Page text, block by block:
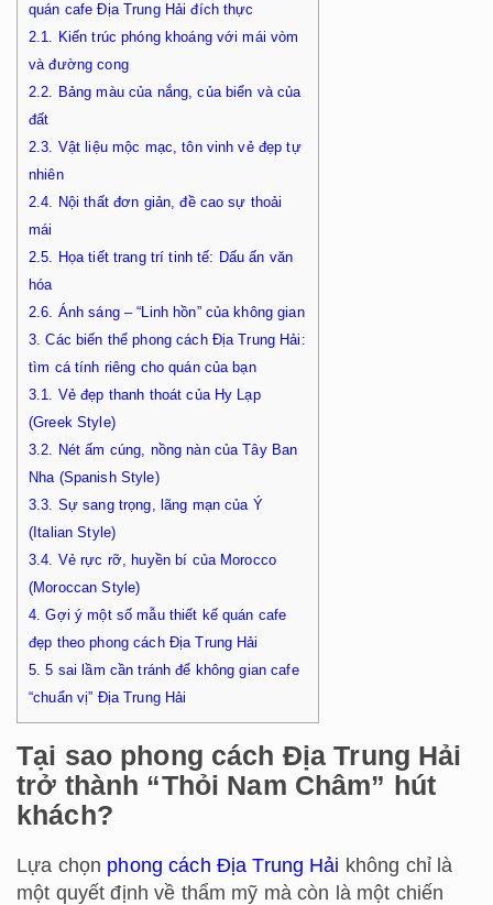
quán cafe Địa Trung Hải đích thực
2.1. Kiến trúc phóng khoáng với mái vòm
và đường cong
2.2. Bảng màu của nắng, của biển và của
đất
2.3. Vật liệu mộc mạc, tôn vinh vẻ đẹp tự
nhiên
2.4. Nội thất đơn giản, đề cao sự thoải
mái
2.5. Họa tiết trang trí tinh tế: Dấu ấn văn
hóa
2.6. Ánh sáng – “Linh hồn” của không gian
3. Các biến thể phong cách Địa Trung Hải:
tìm cá tính riêng cho quán của bạn
3.1. Vẻ đẹp thanh thoát của Hy Lạp
(Greek Style)
3.2. Nét ấm cúng, nồng nàn của Tây Ban
Nha (Spanish Style)
3.3. Sự sang trọng, lãng mạn của Ý
(Italian Style)
3.4. Vẻ rực rỡ, huyền bí của Morocco
(Moroccan Style)
4. Gợi ý một số mẫu thiết kế quán cafe
đẹp theo phong cách Địa Trung Hải
5. 5 sai lầm cần tránh để không gian cafe
“chuẩn vị” Địa Trung Hải
Tại sao phong cách Địa Trung Hải
trở thành “Thỏi Nam Châm” hút
khách?
Lựa chọn phong cách Địa Trung Hải không chỉ là
một quyết định về thẩm mỹ mà còn là một chiến